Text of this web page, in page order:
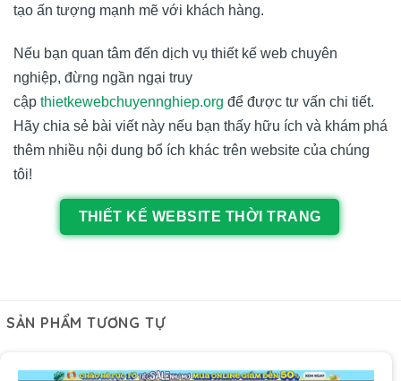
tạo ấn tượng mạnh mẽ với khách hàng.
Nếu bạn quan tâm đến dịch vụ thiết kế web chuyên
nghiệp, đừng ngần ngại truy
cập thietkewebchuyennghiep.org để được tư vấn chi tiết.
Hãy chia sẻ bài viết này nếu bạn thấy hữu ích và khám phá
thêm nhiều nội dung bổ ích khác trên website của chúng
tôi!
THIẾT KẾ WEBSITE THỜI TRANG
SẢN PHẨM TƯƠNG TỰ